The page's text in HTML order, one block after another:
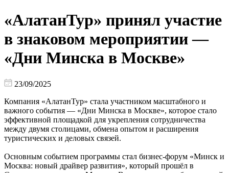
«АлатанТур» принял участие
в знаковом мероприятии —
«Дни Минска в Москве»
23/09/2025
Компания «АлатанТур» стала участником масштабного и
важного события — «Дни Минска в Москве», которое стало
эффективной площадкой для укрепления сотрудничества
между двумя столицами, обмена опытом и расширения
туристических и деловых связей.
Основным событием программы стал бизнес‑форум «Минск и
Москва: новый драйвер развития», который прошёл в